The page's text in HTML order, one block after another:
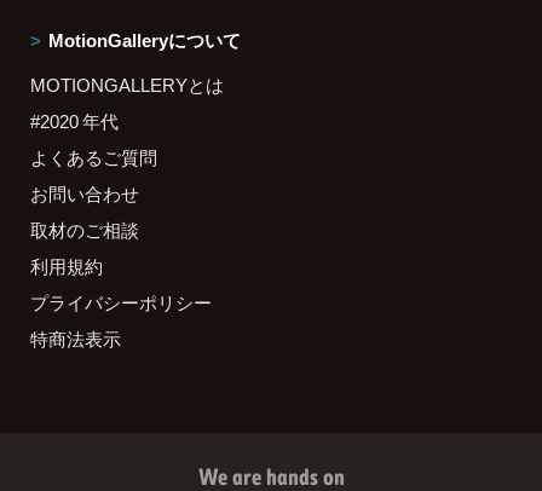
MotionGalleryについて
MOTIONGALLERYとは
#2020 年代
よくあるご質問
お問い合わせ
取材のご相談
利用規約
プライバシーポリシー
特商法表示
We are hands on